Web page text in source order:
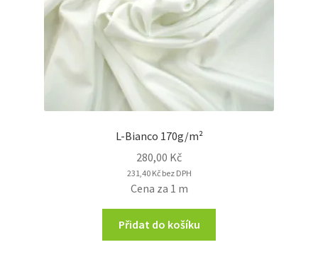
L-Bianco 170g/m²
280,00 Kč
231,40 Kčbez DPH
Cena za 1 m
Přidat do košíku